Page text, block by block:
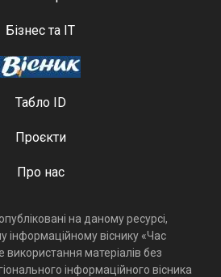
Бізнес та ІТ
Табло ID
Проєкти
Про нас
на даному ресурсі,
інформаційному віснику «Час
використання матеріалів без
інформаційного вісника